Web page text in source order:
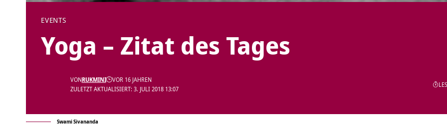
EVENTS
Yoga – Zitat des Tages
ZULETZT AKTUALISIERT: 3. JULI 2018 13:07
VONRUKMINI VOR 16 JAHREN
Swami Sivananda